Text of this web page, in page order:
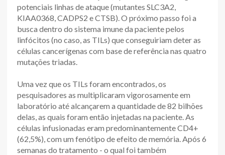
potenciais linhas de ataque (mutantes SLC3A2,
KIAA0368, CADPS2 e CTSB). O próximo passo foi a
busca dentro do sistema imune da paciente pelos
linfócitos (no caso, as TILs) que conseguiriam deter as
células cancerígenas com base de referência nas quatro
mutações triadas.
Uma vez que os TILs foram encontrados, os
pesquisadores as multiplicaram vigorosamente em
laboratório até alcançarem a quantidade de 82 bilhões
delas, as quais foram então injetadas na paciente. As
células infusionadas eram predominantemente CD4+
(62,5%), com um fenótipo de efeito de memória. Após 6
semanas do tratamento - o qual foi também